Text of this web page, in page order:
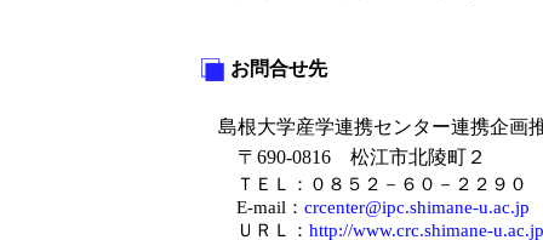
お問合せ先
島根大学産学連携センター連携企画
〒690-0816 松江市北陵町２
ＴＥＬ：０８５２－６０－２２９
E-mail： crcenter@ipc.shimane-u.ac.jp
ＵＲＬ： http://www.crc.shimane-